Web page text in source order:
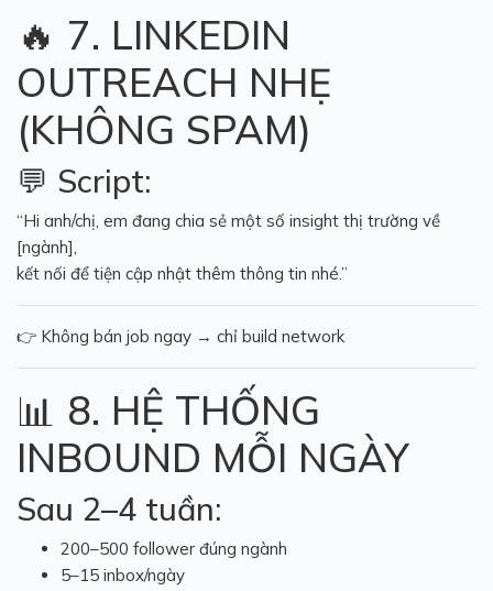
🔥 7. LINKEDIN
OUTREACH NHẸ
(KHÔNG SPAM)
💬 Script:
“Hi anh/chị, em đang chia sẻ một số insight thị trường về
[ngành],
kết nối để tiện cập nhật thêm thông tin nhé.”
👉 Không bán job ngay → chỉ build network
📊 8. HỆ THỐNG
INBOUND MỖI NGÀY
Sau 2–4 tuần:
200–500 follower đúng ngành
5–15 inbox/ngày